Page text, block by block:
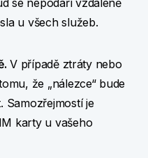
se nepodaří vzdáleně
u všech služeb.
V případě ztráty nebo
že „nálezce“ bude
Samozřejmostí je
karty u vašeho